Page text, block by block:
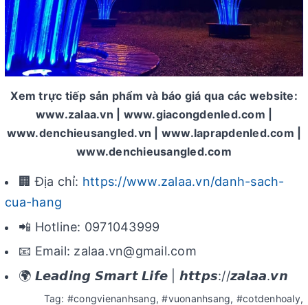
Xem trực tiếp sản phẩm và báo giá qua các website:
www.zalaa.vn | www.giacongdenled.com |
www.denchieusangled.vn | www.laprapdenled.com |
www.denchieusangled.com
🏢 Địa chỉ: https://www.zalaa.vn/danh-sach-
cua-hang
📲 Hotline: 0971043999
📧 Email: zalaa.vn@gmail.com
🌍 𝙇𝙚𝙖𝙙𝙞𝙣𝙜 𝙎𝙢𝙖𝙧𝙩 𝙇𝙞𝙛𝙚 | 𝙝𝙩𝙩𝙥𝙨://𝙯𝙖𝙡𝙖𝙖.𝙫𝙣
Tag: #congvienanhsang, #vuonanhsang, #cotdenhoaly,